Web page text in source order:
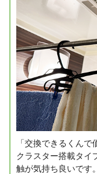
「交換できるくん
クラスター搭載タイ
触が気持ち良いです